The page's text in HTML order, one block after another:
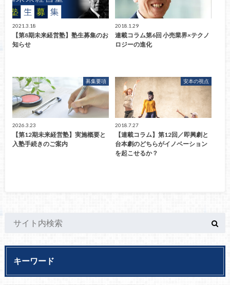
2021.3.18
【第8期未来経営塾】塾生募集のお
知らせ
2018.1.29
連載コラム第6回 小売業界×テクノ
ロジーの進化
募集要項
2026.3.23
【第12期未来経営塾】実施概要と
入塾手続きのご案内
安本の視点
2018.7.27
【連載コラム】第12回／即興劇と
台本劇のどちらがイノベーション
を起こせるか？
キーワード